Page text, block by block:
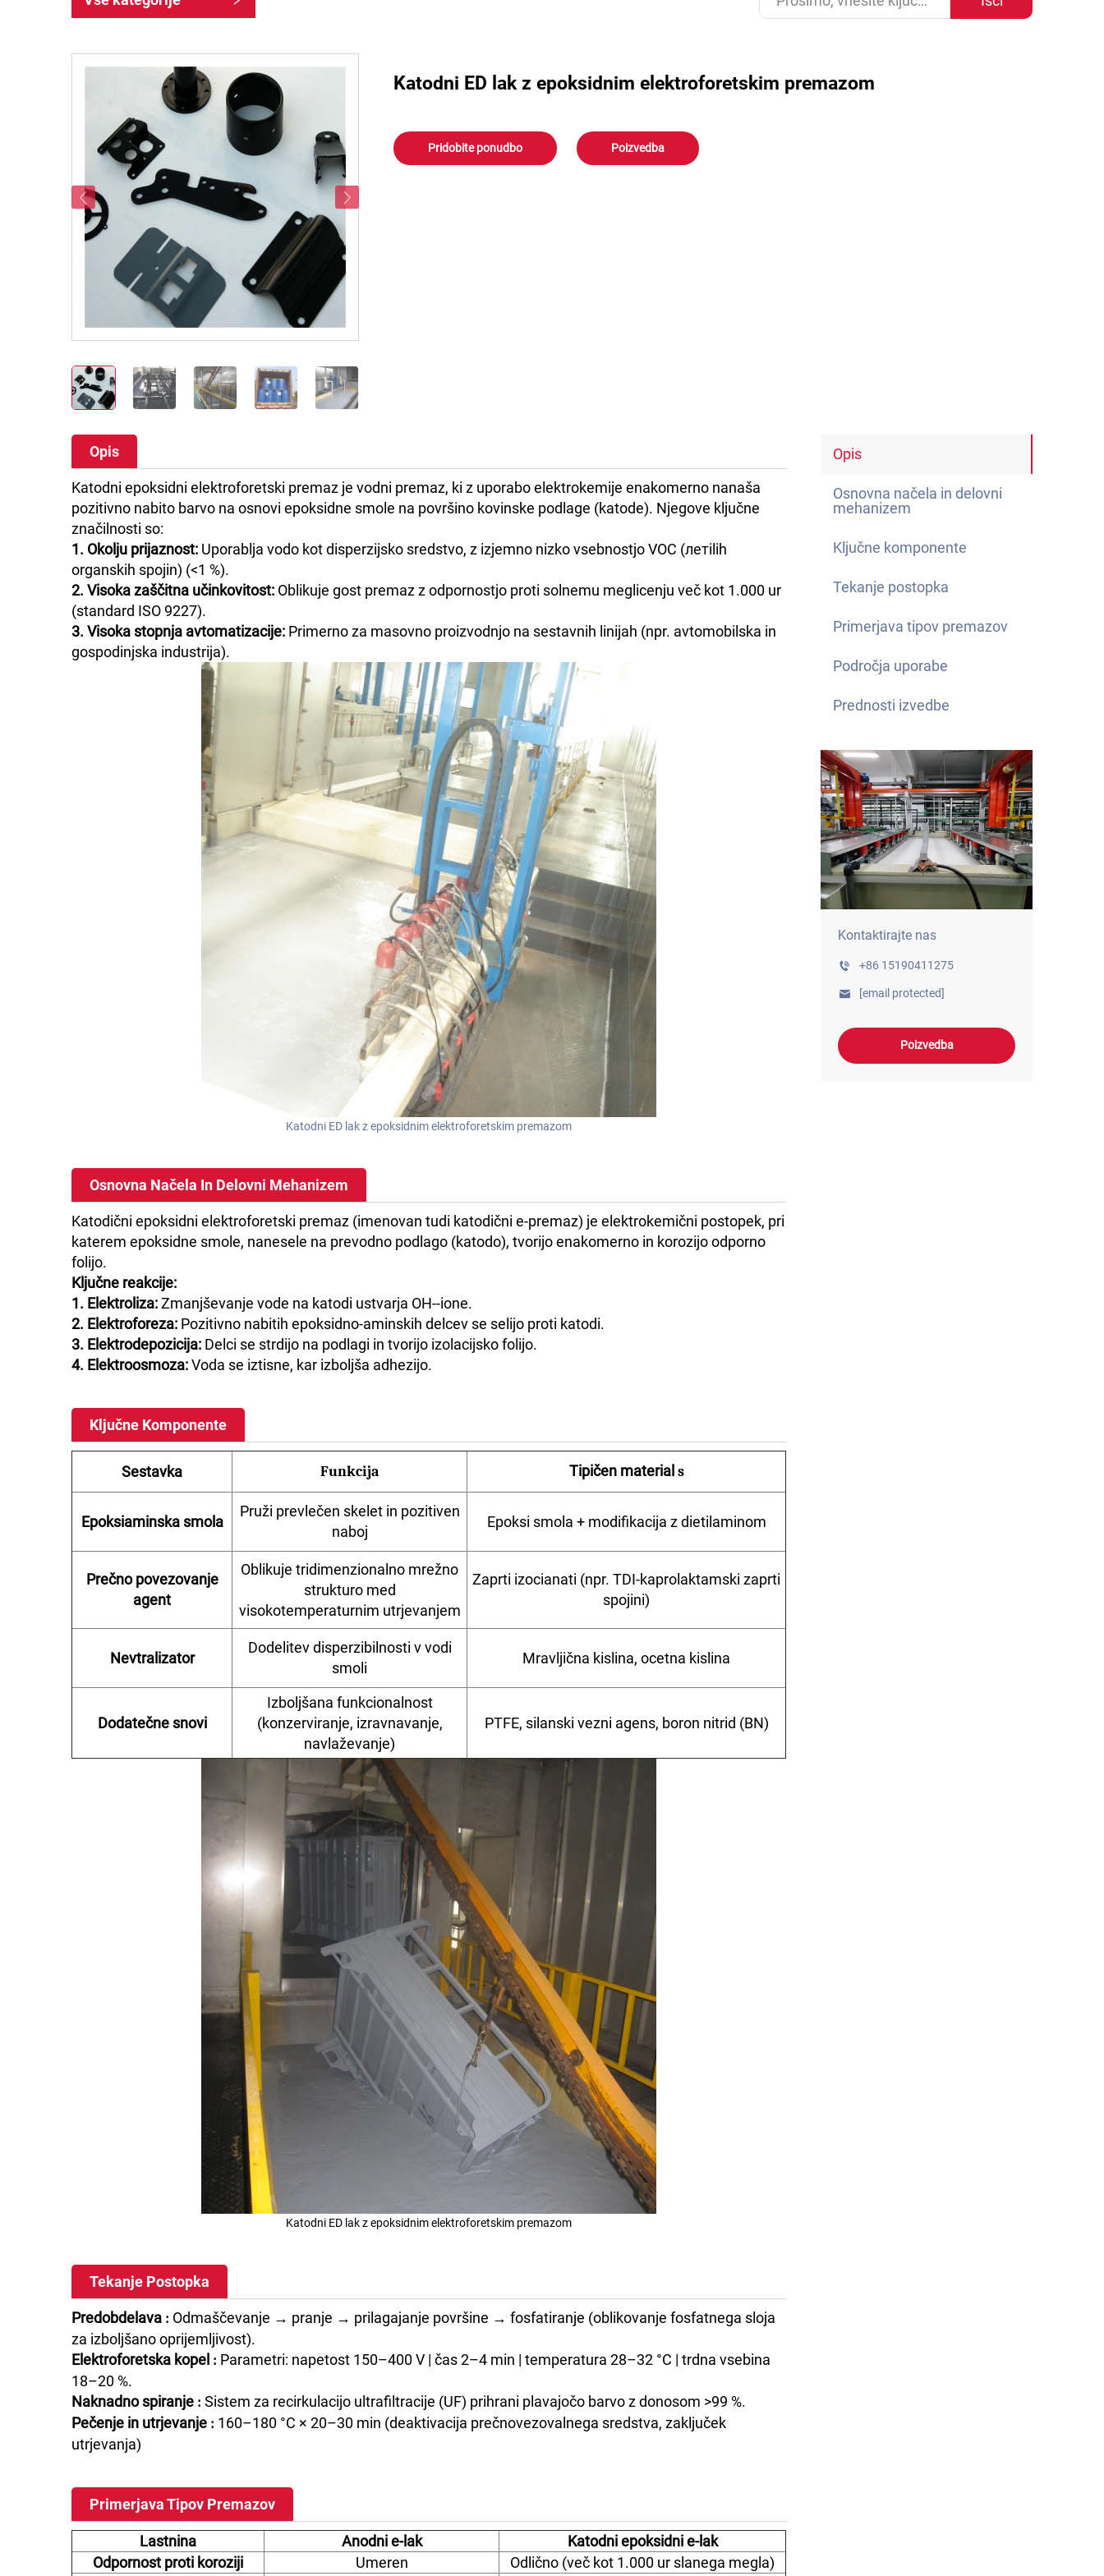
Katodni ED lak z epoksidnim elektroforetskim premazom
Pridobite ponudbo Poizvedba
Opis
Osnovna načela in delovni
mehanizem
Ključne komponente
Tekanje postopka
Primerjava tipov premazov
Področja uporabe
Prednosti izvedbe
Kontaktirajte nas
+86 15190411275
[email protected]
Poizvedba
Opis
Katodni epoksidni elektroforetski premaz je vodni premaz, ki z uporabo elektrokemije enakomerno nanaša
pozitivno nabito barvo na osnovi epoksidne smole na površino kovinske podlage (katode). Njegove ključne
značilnosti so:
1. Okolju prijaznost: Uporablja vodo kot disperzijsko sredstvo, z izjemno nizko vsebnostjo VOC (летilih
organskih spojin) (<1 %).
2. Visoka zaščitna učinkovitost: Oblikuje gost premaz z odpornostjo proti solnemu meglicenju več kot 1.000 ur
(standard ISO 9227).
3. Visoka stopnja avtomatizacije: Primerno za masovno proizvodnjo na sestavnih linijah (npr. avtomobilska in
gospodinjska industrija).
Katodni ED lak z epoksidnim elektroforetskim premazom
Osnovna Načela In Delovni Mehanizem
Katodični epoksidni elektroforetski premaz (imenovan tudi katodični e-premaz) je elektrokemični postopek, pri
katerem epoksidne smole, nanesele na prevodno podlago (katodo), tvorijo enakomerno in korozijo odporno
folijo.
Ključne reakcije:
1. Elektroliza:Zmanjševanje vode na katodi ustvarja OH--ione.
2. Elektroforeza: Pozitivno nabitih epoksidno-aminskih delcev se selijo proti katodi.
3. Elektrodepozicija: Delci se strdijo na podlagi in tvorijo izolacijsko folijo.
4. Elektroosmoza:Voda se iztisne, kar izboljša adhezijo.
Ključne Komponente
Sestavka Funkcija Tipičen material s
Epoksiaminska smola
Pruži prevlečen skelet in pozitiven
naboj
Epoksi smola + modifikacija z dietilaminom
Prečno povezovanje
agent
Oblikuje tridimenzionalno mrežno
strukturo med
visokotemperaturnim utrjevanjem
Zaprti izocianati (npr. TDI-kaprolaktamski zaprti
spojini)
Nevtralizator
Dodelitev disperzibilnosti v vodi
smoli
Mravljična kislina, ocetna kislina
Dodatečne snovi
Izboljšana funkcionalnost
(konzerviranje, izravnavanje,
navlaževanje)
PTFE, silanski vezni agens, boron nitrid (BN)
Katodni ED lak z epoksidnim elektroforetskim premazom
Tekanje Postopka
Predobdelava : Odmaščevanje → pranje → prilagajanje površine → fosfatiranje (oblikovanje fosfatnega sloja
za izboljšano oprijemljivost).
Elektroforetska kopel : Parametri: napetost 150–400 V | čas 2–4 min | temperatura 28–32 °C | trdna vsebina
18–20 %.
Naknadno spiranje : Sistem za recirkulacijo ultrafiltracije (UF) prihrani plavajočo barvo z donosom >99 %.
Pečenje in utrjevanje : 160–180 °C × 20–30 min (deaktivacija prečnovezovalnega sredstva, zaključek
utrjevanja)
Primerjava Tipov Premazov
Lastnina Anodni e-lak
Katodni epoksidni e-lak
Odpornost proti koroziji
Umeren
Odlično (več kot 1.000 ur slanega megla)